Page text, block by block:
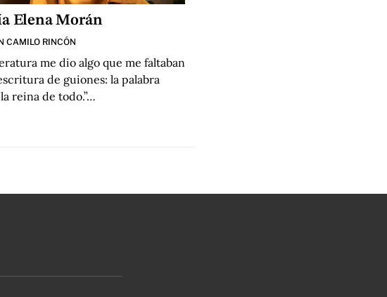
Elena Morán
CAMILO RINCÓN
me dio algo que me faltaban
de guiones: la palabra
reina de todo.”…